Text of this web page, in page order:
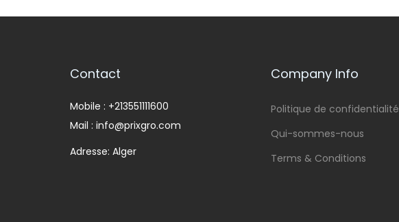
Contact
Mobile : +213551111600
Mail : info@prixgro.com
Adresse: Alger
Company Info
Politique de confidentialité
Qui-sommes-nous
Terms & Conditions